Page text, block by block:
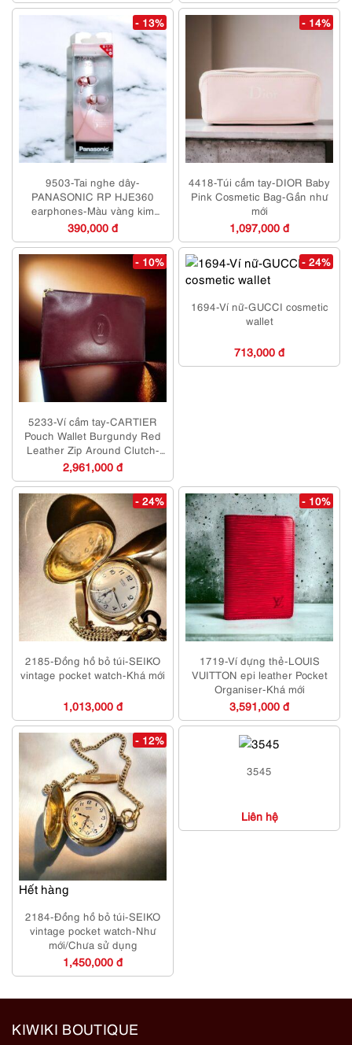
- 13%
9503-Tai nghe dây-
PANASONIC RP HJE360
earphones-Màu vàng kim
hoặc đỏ
390,000 đ
- 14%
4418-Túi cầm tay-DIOR Baby
Pink Cosmetic Bag-Gần như
mới
1,097,000 đ
- 10%
5233-Ví cầm tay-CARTIER
Pouch Wallet Burgundy Red
Leather Zip Around Clutch-
Gần như mới
2,961,000 đ
- 24%
1694-Ví nữ-GUCCI cosmetic
wallet
713,000 đ
- 24%
2185-Đồng hồ bỏ túi-SEIKO
vintage pocket watch-Khá mới
1,013,000 đ
- 10%
1719-Ví đựng thẻ-LOUIS
VUITTON epi leather Pocket
Organiser-Khá mới
3,591,000 đ
Hết hàng
- 12%
2184-Đồng hồ bỏ túi-SEIKO
vintage pocket watch-Như
mới/Chưa sử dụng
1,450,000 đ
3545
Liên hệ
KIWIKI BOUTIQUE